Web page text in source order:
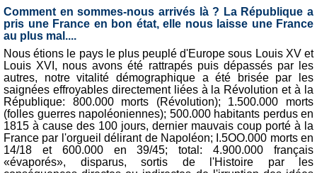
Comment en sommes-nous arrivés là ? La République a
pris une France en bon état, elle nous laisse une France
au plus mal....
Nous étions le pays le plus peuplé d'Europe sous Louis XV et
Louis XVI, nous avons été rattrapés puis dépassés par les
autres, notre vitalité démographique a été brisée par les
saignées effroyables directement liées à la Révolution et à la
République: 800.000 morts (Révolution); 1.500.000 morts
(folles guerres napoléoniennes); 500.000 habitants perdus en
1815 à cause des 100 jours, dernier mauvais coup porté à la
France par l'orgueil délirant de Napoléon; I.5OO.000 morts en
14/18 et 600.000 en 39/45; total: 4.900.000 français
«évaporés», disparus, sortis de l'Histoire par les